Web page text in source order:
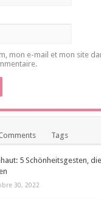
mon e-mail et mon site
Tags
5 Schönheitsgesten,
30, 2022